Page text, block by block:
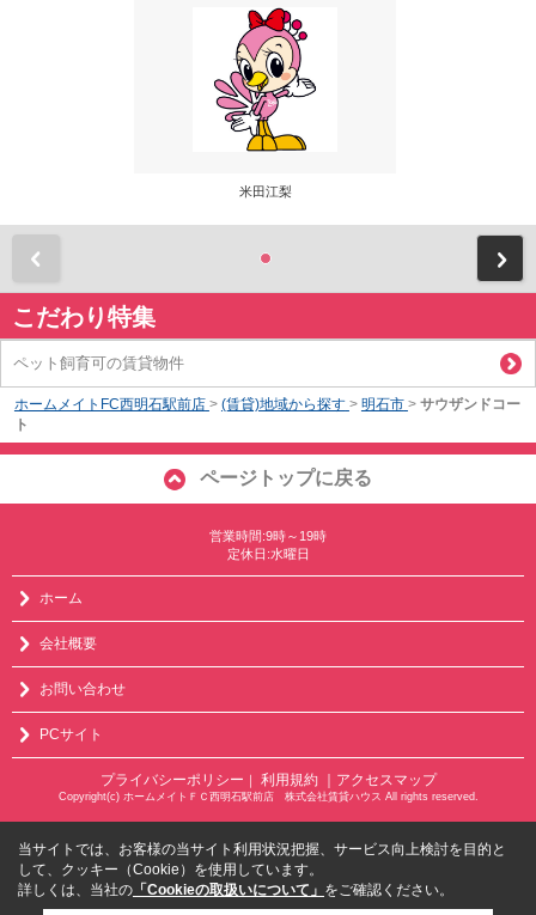
米田江梨
こだわり特集
ペット飼育可の賃貸物件
ホームメイトFC西明石駅前店 > (賃貸)地域から探す > 明石市 > サウザンドコー
ト
ページトップに戻る
営業時間:9時～19時
定休日:水曜日
ホーム
会社概要
お問い合わせ
PCサイト
プライバシーポリシー 利用規約 ｜アクセスマップ
Copyright(c) ホームメイトＦＣ西明石駅前店 株式会社賃貸ハウス All rights reserved.
当サイトでは、お客様の当サイト利用状況把握、サービス向上検討を目的と
して、クッキー（Cookie）を使用しています。
詳しくは、当社の 「Cookieの取扱いについて」 をご確認ください。